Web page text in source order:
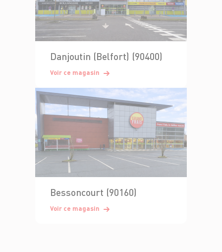
Danjoutin (Belfort) (90400)
Voir ce magasin
Bessoncourt (90160)
Voir ce magasin